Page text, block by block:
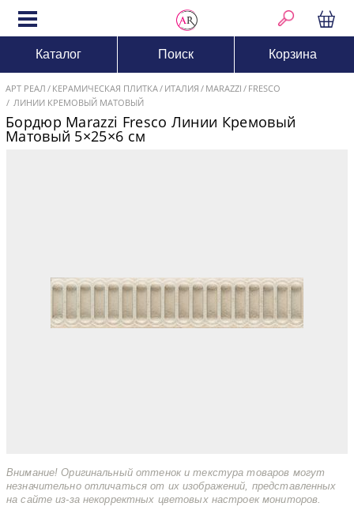
Каталог Поиск Корзина
АРТ РЕАЛ КЕРАМИЧЕСКАЯ ПЛИТКА ИТАЛИЯ MARAZZI
FRESCO
ЛИНИИ КРЕМОВЫЙ МАТОВЫЙ
Бордюр Marazzi Fresco Линии Кремовый
Матовый 5×25×6 см
Внимание! Оригинальный оттенок и текстура товаров могут
незначительно отличаться от их изображений, представленных
на сайте из-за некорректных цветовых настроек мониторов.